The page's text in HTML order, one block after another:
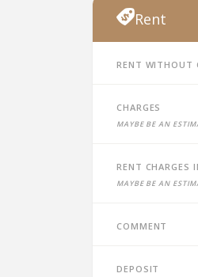
Rent
Rent without
Charges
Maybe be an
Rent charges
Maybe be an
Comment
Deposit